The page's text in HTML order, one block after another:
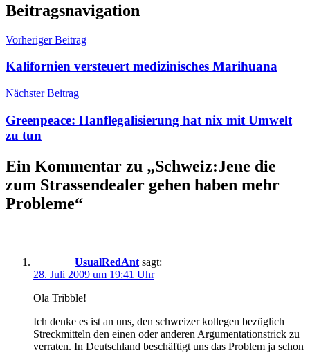
Beitragsnavigation
Vorheriger Beitrag
Kalifornien versteuert medizinisches Marihuana
Nächster Beitrag
Greenpeace: Hanflegalisierung hat nix mit Umwelt
zu tun
Ein Kommentar zu „Schweiz:Jene die
zum Strassendealer gehen haben mehr
Probleme“
UsualRedAnt sagt:
28. Juli 2009 um 19:41 Uhr
Ola Tribble!
Ich denke es ist an uns, den schweizer kollegen bezüglich
Streckmitteln den einen oder anderen Argumentationstrick zu
verraten. In Deutschland beschäftigt uns das Problem ja schon